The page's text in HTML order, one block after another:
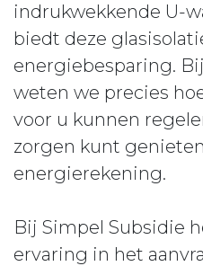
indrukwekkende U-
biedt deze
energiebesparing.
weten we precies
voor u kunnen
zorgen kunt
energierekening.
Bij Simpel Subsidie
ervaring in het